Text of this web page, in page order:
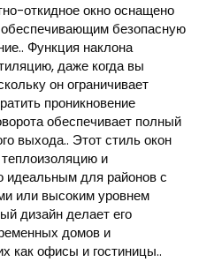
откидное окно оснащено
безопасную
Функция наклона
даже когда вы
он ограничивает
проникновение
обеспечивает полный
выхода.. Этот стиль окон
и
идеальным для районов с
или высоким уровнем
дизайн делает его
домов и
как офисы и гостиницы..